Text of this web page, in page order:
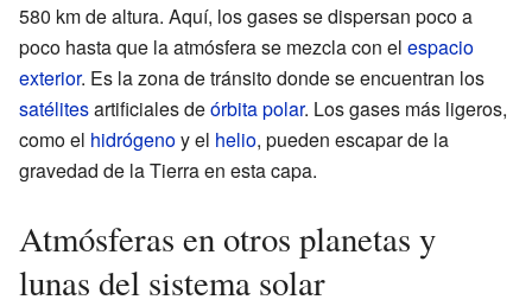
580 km de altura. Aquí, los gases se dispersan poco a
poco hasta que la atmósfera se mezcla con el espacio
exterior. Es la zona de tránsito donde se encuentran los
satélitesartificiales deórbita polar. Los gases más ligeros,
como el hidrógenoy el helio, pueden escapar de la
gravedad de la Tierra en esta capa.
Atmósferas en otros planetas y
lunas del sistema solar